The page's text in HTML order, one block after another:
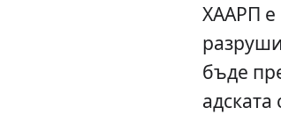
ХААРП е
бъде